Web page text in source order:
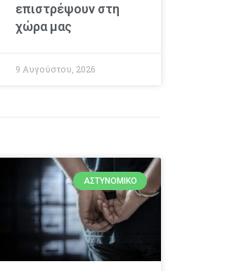
επιστρέψουν στη
χώρα μας
9 Αυγούστου, 2026
ΑΣΤΥΝΟΜΙΚΌ